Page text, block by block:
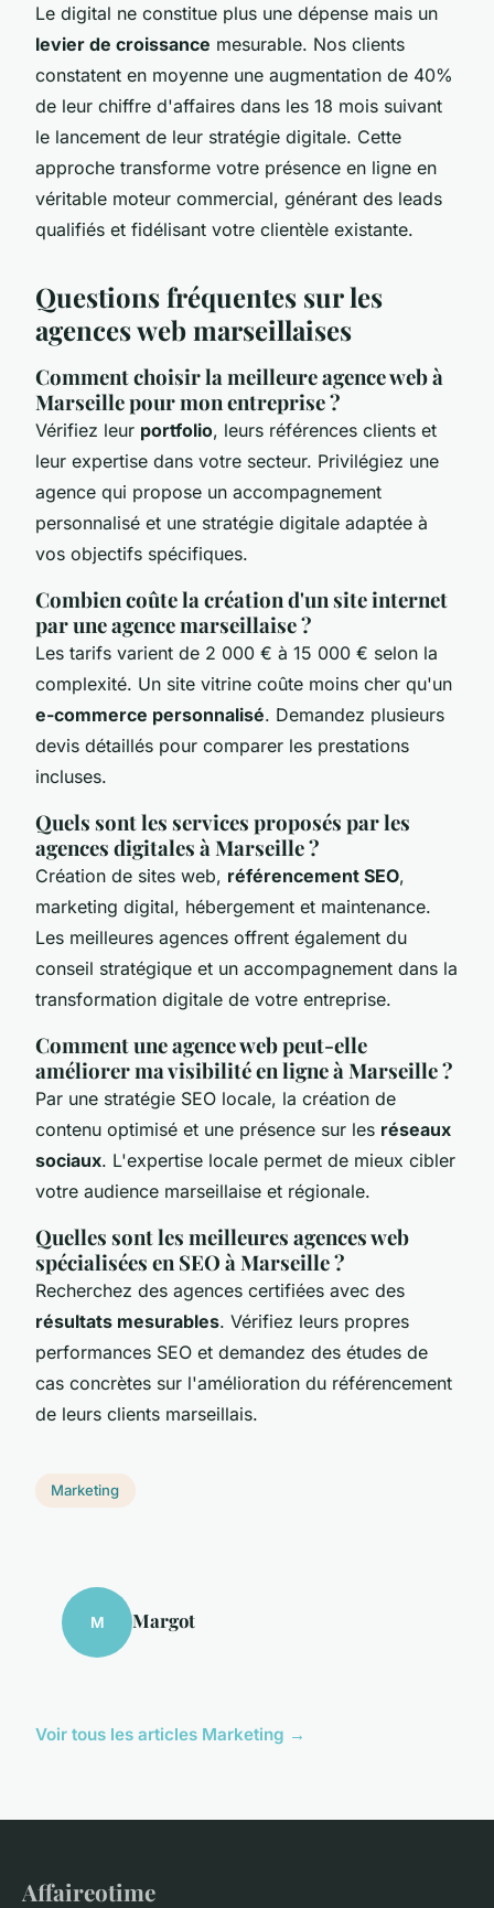
Le digital ne constitue plus une dépense mais un
levier de croissance mesurable. Nos clients
constatent en moyenne une augmentation de 40%
de leur chiffre d'affaires dans les 18 mois suivant
le lancement de leur stratégie digitale. Cette
approche transforme votre présence en ligne en
véritable moteur commercial, générant des leads
qualifiés et fidélisant votre clientèle existante.
Questions fréquentes sur les
agences web marseillaises
Comment choisir la meilleure agence web à
Marseille pour mon entreprise ?
Vérifiez leur portfolio, leurs références clients et
leur expertise dans votre secteur. Privilégiez une
agence qui propose un accompagnement
personnalisé et une stratégie digitale adaptée à
vos objectifs spécifiques.
Combien coûte la création d'un site internet
par une agence marseillaise ?
Les tarifs varient de 2 000 € à 15 000 € selon la
complexité. Un site vitrine coûte moins cher qu'un
e-commerce personnalisé. Demandez plusieurs
devis détaillés pour comparer les prestations
incluses.
Quels sont les services proposés par les
agences digitales à Marseille ?
Création de sites web, référencement SEO,
marketing digital, hébergement et maintenance.
Les meilleures agences offrent également du
conseil stratégique et un accompagnement dans la
transformation digitale de votre entreprise.
Comment une agence web peut-elle
améliorer ma visibilité en ligne à Marseille ?
Par une stratégie SEO locale, la création de
contenu optimisé et une présence sur les réseaux
sociaux. L'expertise locale permet de mieux cibler
votre audience marseillaise et régionale.
Quelles sont les meilleures agences web
spécialisées en SEO à Marseille ?
Recherchez des agences certifiées avec des
résultats mesurables. Vérifiez leurs propres
performances SEO et demandez des études de
cas concrètes sur l'amélioration du référencement
de leurs clients marseillais.
Marketing
M Margot
Voir tous les articles Marketing →
Affaireotime